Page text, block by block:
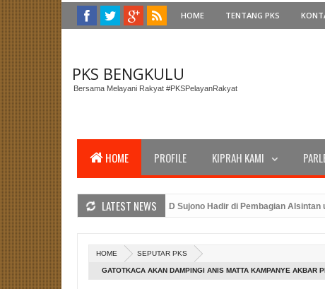
HOME TENTANG PKS
PKS BENGKULU
Bersama Melayani Rakyat #PKSPelayanRakyat
HOME PROFILE KIPRAH KAMI
LATEST NEWS
Gubernur Bengkulu, Anggota DPRD Sujono Hadir di Pembagian Alsintan untuk
PKS Bengkulu dan Amanat Presiden PKS Dalam Peringatan Upacara HUT RI
Caleg PKS Benteng: Merancang Strategi Pemenangan Pemilu dengan
HOME SEPUTAR PKS
GATOTKACA AKAN DAMPINGI ANIS MATTA KAMPANYE AKBAR